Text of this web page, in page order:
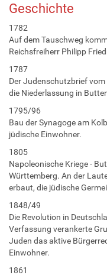
Geschichte
1782
Auf dem Tauschweg
Reichsfreiherr Philipp
1787
Der Judenschutzbrief
die Niederlassung in
1795/96
Bau der Synagoge am
jüdische Einwohner.
1805
Napoleonische Kriege -
Württemberg. An der
erbaut, die jüdische
1848/49
Die Revolution in
Verfassung verankerte
Juden das aktive
Einwohner.
1861